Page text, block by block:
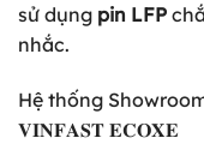
sử dụng pin LFP
nhắc.
Hệ thống
𝐕𝐈𝐍𝐅𝐀𝐒𝐓 𝐄𝐂𝐎𝐗𝐄